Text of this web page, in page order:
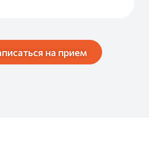
на прием